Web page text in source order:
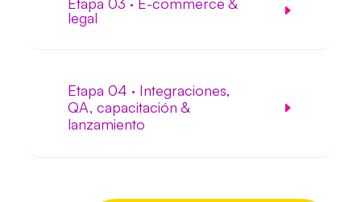
legal
Etapa 04 · Integraciones,
QA, capacitación &
lanzamiento